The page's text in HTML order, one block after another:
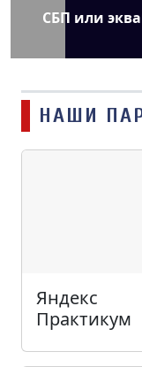
СБП или
НАШИ
Яндекс
Практикум